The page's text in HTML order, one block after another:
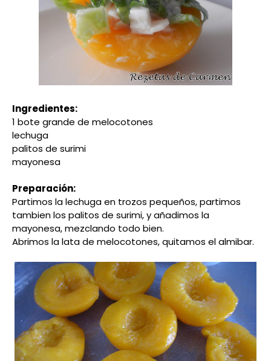
Ingredientes:
1 bote grande de melocotones
lechuga
palitos de surimi
mayonesa
Preparación:
Partimos la lechuga en trozos pequeños, partimos
tambien los palitos de surimi, y añadimos la
mayonesa, mezclando todo bien.
Abrimos la lata de melocotones, quitamos el almibar.